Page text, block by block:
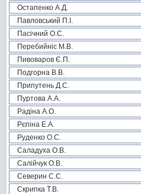
Остапенко А.Д.
Павловський П.І.
Пасічний О.С.
Перебийніс М.В.
Пивоваров Є.П.
Подгорна В.В.
Припутень Д.С.
Пуртова А.А.
Радіна А.О.
Рєпіна Е.А.
Руденко О.С.
Саладуха О.В.
Салійчук О.В.
Северин С.С.
Скрипка Т.В.